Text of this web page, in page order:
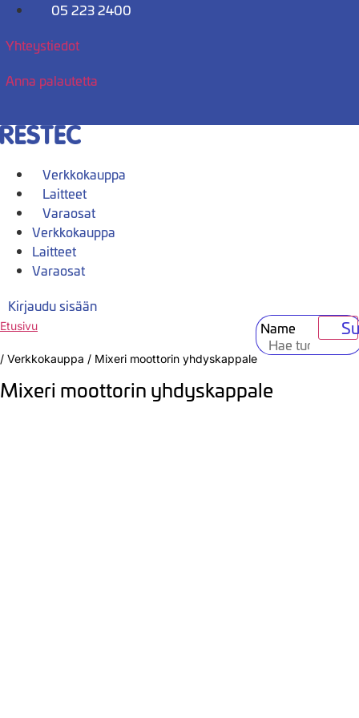
Mene
05 223 2400
Yhteystiedot
Anna palautetta
Verkkokauppa
Laitteet
Varaosat
Verkkokauppa
Laitteet
Varaosat
Kirjaudu sisään
Name
Etusivu
/ Verkkokauppa / Mixeri moottorin yhdyskappale
Mixeri moottorin yhdyskappale